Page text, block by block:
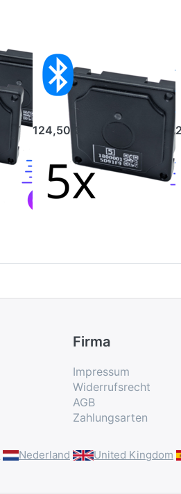
5x Bluetooth
Temperatur-
Sensor
124,50 €
Firma
Impressum
Widerrufsrecht
AGB
Zahlungsarten
Nederland United Kingdom